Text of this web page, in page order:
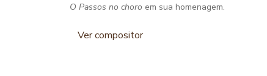
O Passos no choro em sua homenagem.
Ver compositor